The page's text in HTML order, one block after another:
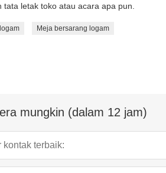
letak toko atau acara apa pun.
Meja bersarang logam
mungkin (dalam 12 jam)